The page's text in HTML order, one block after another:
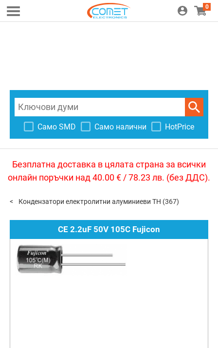
0
Само SMD Само налични HotPrice
Безплатна доставка в цялата страна за всички
онлайн поръчки над 40.00 € / 78.23 лв. (без ДДС).
Кондензатори електролитни алуминиеви TH (367)
CE 2.2uF 50V 105C Fujicon